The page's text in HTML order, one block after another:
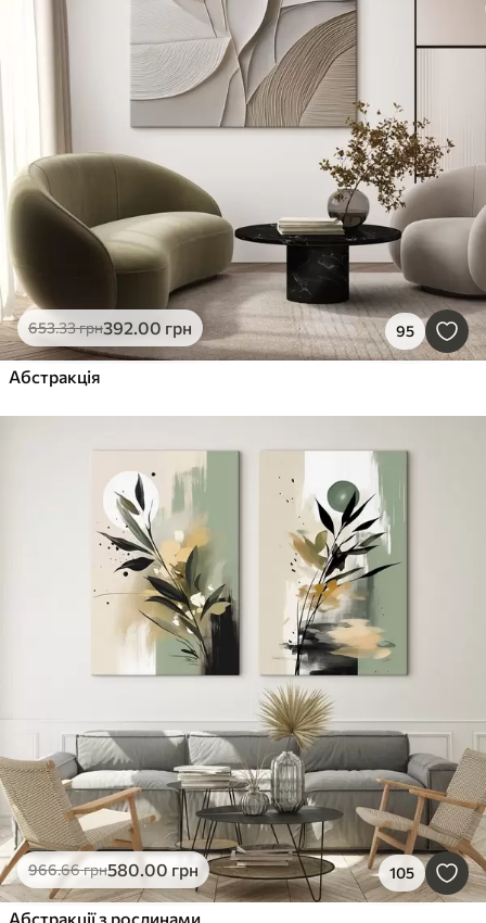
653.33грн392.00 грн 95
Абстракція
966.66грн580.00 грн 105
Абстракції з рослинами